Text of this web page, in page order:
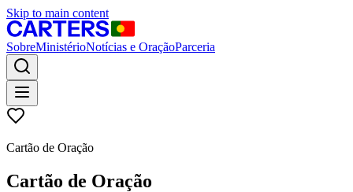
Skip to main content
SobreMinistérioNotícias e OraçãoParceria
Cartão de Oração
Cartão de Oração